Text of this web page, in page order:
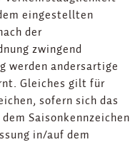
eingestellten
der
zwingend
werden andersartige
Gleiches gilt für
sofern sich das
Saisonkennzeichen
in/auf dem